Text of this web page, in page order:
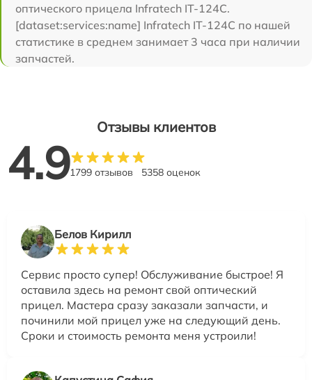
оптического прицела Infratech IT-124C.
[dataset:services:name] Infratech IT-124C по нашей
статистике в среднем занимает 3 часа при наличии
запчастей.
Отзывы клиентов
4.91799 отзывов 5358 оценок
Белов Кирилл
Сервис просто супер! Обслуживание быстрое! Я
оставила здесь на ремонт свой оптический
прицел. Мастера сразу заказали запчасти, и
починили мой прицел уже на следующий день.
Сроки и стоимость ремонта меня устроили!